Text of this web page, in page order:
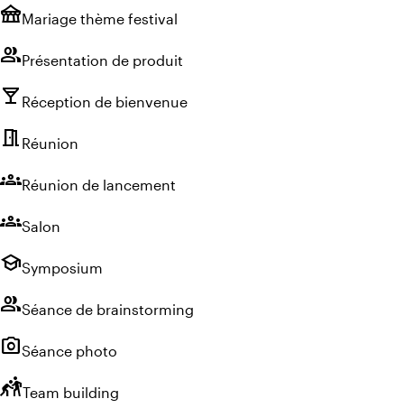
festivalMariage thème festival
groupPrésentation de produit
local_bar Réception de bienvenue
meeting_room Réunion
groupsRéunion de lancement
groupsSalon
schoolSymposium
groupSéance de brainstorming
photo_cameraSéance photo
sports_kabaddiTeam building